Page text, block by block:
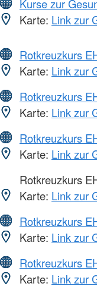
Kurse zur
Karte: Link zur
Rotkreuzkurs
Karte: Link zur
Rotkreuzkurs
Karte: Link zur
Rotkreuzkurs
Karte: Link zur
Rotkreuzkurs
Karte: Link zur
Rotkreuzkurs
Karte: Link zur
Rotkreuzkurs
Karte: Link zur